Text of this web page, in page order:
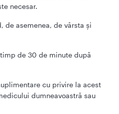
necesar.
de asemenea, de vârsta şi
de 30 de minute după
cu privire la acest
dumneavoastră sau